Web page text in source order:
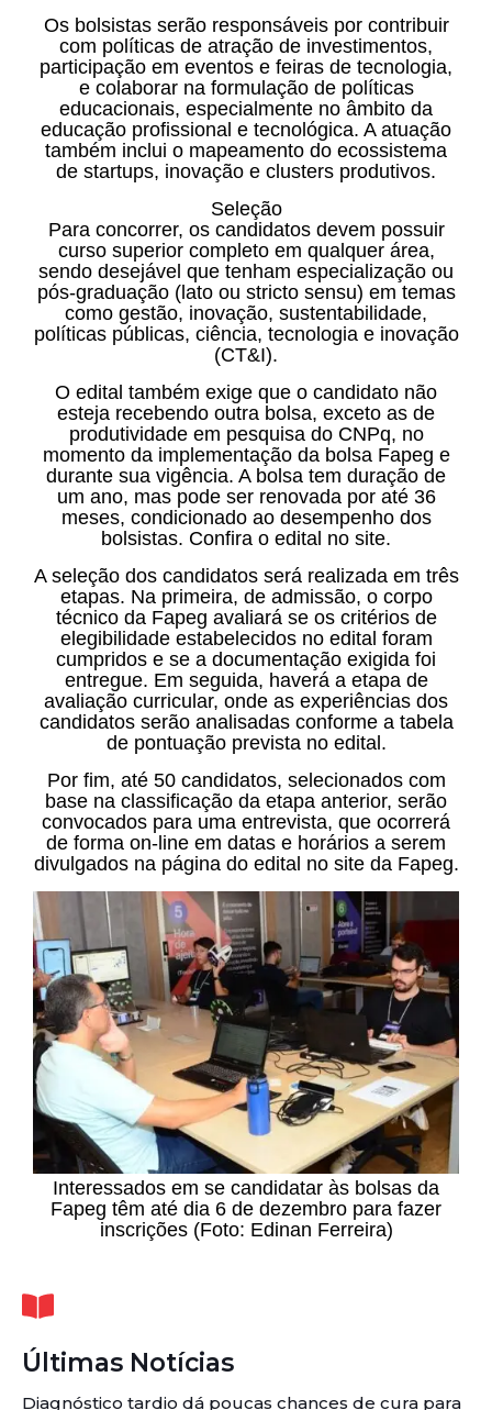
Os bolsistas serão responsáveis por contribuir
com políticas de atração de investimentos,
participação em eventos e feiras de tecnologia,
e colaborar na formulação de políticas
educacionais, especialmente no âmbito da
educação profissional e tecnológica. A atuação
também inclui o mapeamento do ecossistema
de startups, inovação e clusters produtivos.
Seleção
Para concorrer, os candidatos devem possuir
curso superior completo em qualquer área,
sendo desejável que tenham especialização ou
pós-graduação (lato ou stricto sensu) em temas
como gestão, inovação, sustentabilidade,
políticas públicas, ciência, tecnologia e inovação
(CT&I).
O edital também exige que o candidato não
esteja recebendo outra bolsa, exceto as de
produtividade em pesquisa do CNPq, no
momento da implementação da bolsa Fapeg e
durante sua vigência. A bolsa tem duração de
um ano, mas pode ser renovada por até 36
meses, condicionado ao desempenho dos
bolsistas. Confira o edital no site.
A seleção dos candidatos será realizada em três
etapas. Na primeira, de admissão, o corpo
técnico da Fapeg avaliará se os critérios de
elegibilidade estabelecidos no edital foram
cumpridos e se a documentação exigida foi
entregue. Em seguida, haverá a etapa de
avaliação curricular, onde as experiências dos
candidatos serão analisadas conforme a tabela
de pontuação prevista no edital.
Por fim, até 50 candidatos, selecionados com
base na classificação da etapa anterior, serão
convocados para uma entrevista, que ocorrerá
de forma on-line em datas e horários a serem
divulgados na página do edital no site da Fapeg.
Interessados em se candidatar às bolsas da
Fapeg têm até dia 6 de dezembro para fazer
inscrições (Foto: Edinan Ferreira)
Últimas Notícias
Diagnóstico tardio dá poucas chances de cura para